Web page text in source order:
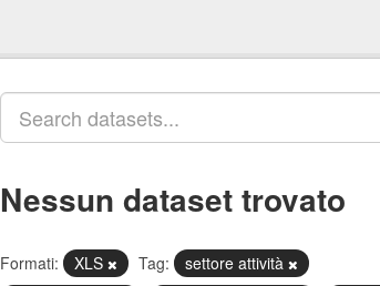
Nessun dataset trovato
Formati: XLS Tag:
settore attività